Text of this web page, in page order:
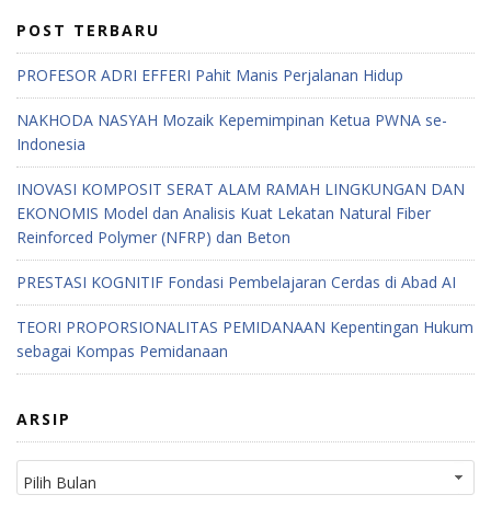
POST TERBARU
PROFESOR ADRI EFFERI Pahit Manis Perjalanan Hidup
NAKHODA NASYAH Mozaik Kepemimpinan Ketua PWNA se-
Indonesia
INOVASI KOMPOSIT SERAT ALAM RAMAH LINGKUNGAN DAN
EKONOMIS Model dan Analisis Kuat Lekatan Natural Fiber
Reinforced Polymer (NFRP) dan Beton
PRESTASI KOGNITIF Fondasi Pembelajaran Cerdas di Abad AI
TEORI PROPORSIONALITAS PEMIDANAAN Kepentingan Hukum
sebagai Kompas Pemidanaan
ARSIP